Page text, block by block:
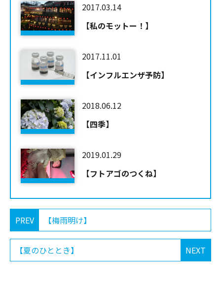
2017.03.14
【私のモットー！】
2017.11.01
【インフルエンザ予防】
2018.06.12
【四季】
2019.01.29
【フトアゴのつくね】
PREV 【梅雨明け】
NEXT
【夏のひととき】